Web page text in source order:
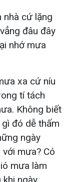
nhà cứ lặng
đâu đây
nhớ mưa
xa cứ níu
tí tách
Không biết
đó dễ thấm
ngày
mưa? Có
mưa làm
ngày